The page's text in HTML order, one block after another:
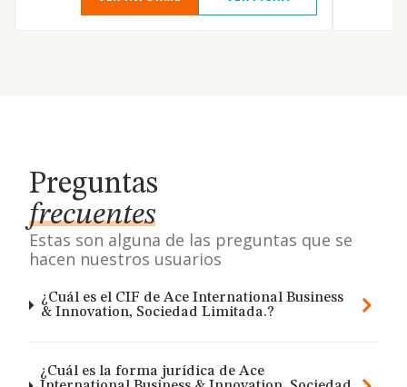
Preguntas
frecuentes
Estas son alguna de las preguntas que se
hacen nuestros usuarios
¿Cuál es el CIF de Ace International Business
& Innovation, Sociedad Limitada.?
¿Cuál es la forma jurídica de Ace